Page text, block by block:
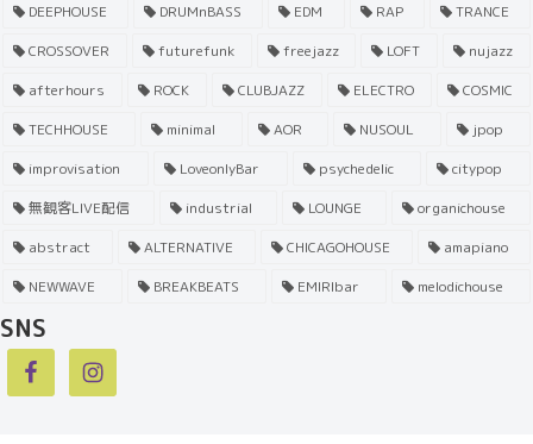
DEEPHOUSE
DRUMnBASS EDM RAP
TRANCE
CROSSOVER
futurefunk freejazz LOFT
nujazz
afterhours
ROCK CLUBJAZZ ELECTRO
COSMIC
TECHHOUSE
minimal AOR NUSOUL
jpop
improvisation
LoveonlyBar psychedelic
citypop
無観客LIVE配信
industrial LOUNGE
organichouse
abstract
ALTERNATIVE CHICAGOHOUSE
amapiano
NEWWAVE
BREAKBEATS EMIRIbar melodichouse
SNS